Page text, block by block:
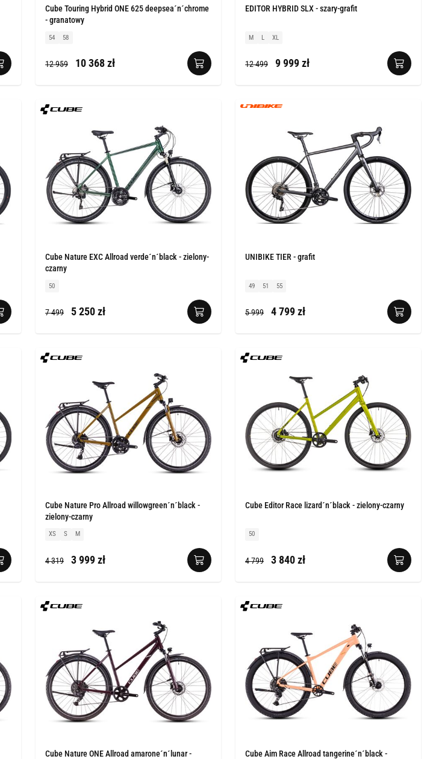
Cube Touring Hybrid ONE 625 deepsea´n´chrome
- granatowy
54 58
12 959 10 368 zł
EDITOR HYBRID SLX - szary-grafit
M L XL
12 499 9 999 zł
Cube Nature EXC Allroad verde´n´black - zielony-
czarny
50
7 499 5 250 zł
UNIBIKE TIER - grafit
49 51 55
5 999 4 799 zł
Cube Nature Pro Allroad willowgreen´n´black -
zielony-czarny
XS S M
4 319 3 999 zł
Cube Editor Race lizard´n´black - zielony-czarny
50
4 799 3 840 zł
Cube Nature ONE Allroad amarone´n´lunar -
Cube Aim Race Allroad tangerine´n´black -